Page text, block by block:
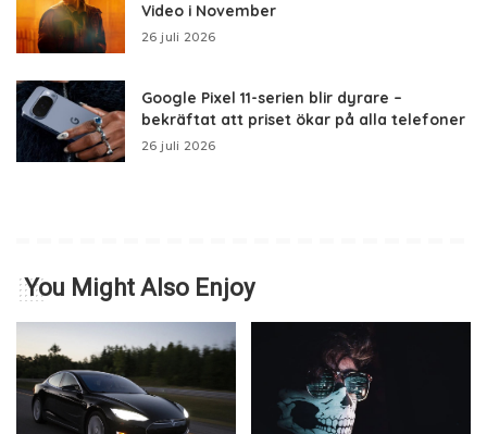
Video i November
26 juli 2026
Google Pixel 11-serien blir dyrare –
bekräftat att priset ökar på alla telefoner
26 juli 2026
You Might Also Enjoy